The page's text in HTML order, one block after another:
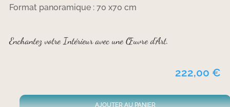
Format panoramique : 70 x70 cm
Enchantez votre Intérieur avec une Œuvre d’Art.
222,00 €
AJOUTER AU PANIER